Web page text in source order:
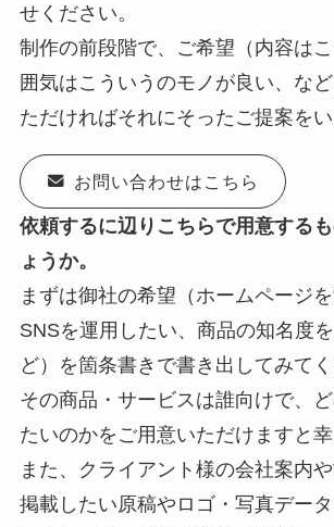
せください。
制作の前段階で、ご希望（内容は
囲気はこういうのモノが良い、な
ただければそれにそったご提案をい
お問い合わせはこちら
依頼するに辺りこちらで用意する
ょうか。
まずは御社の希望（ホームページを
SNSを運用したい、商品の知名度
ど）を箇条書きで書き出してみてく
その商品・サービスは誰向けで、
たいのかをご用意いただけますと幸
また、クライアント様の会社案内や
掲載したい原稿やロゴ・写真デー